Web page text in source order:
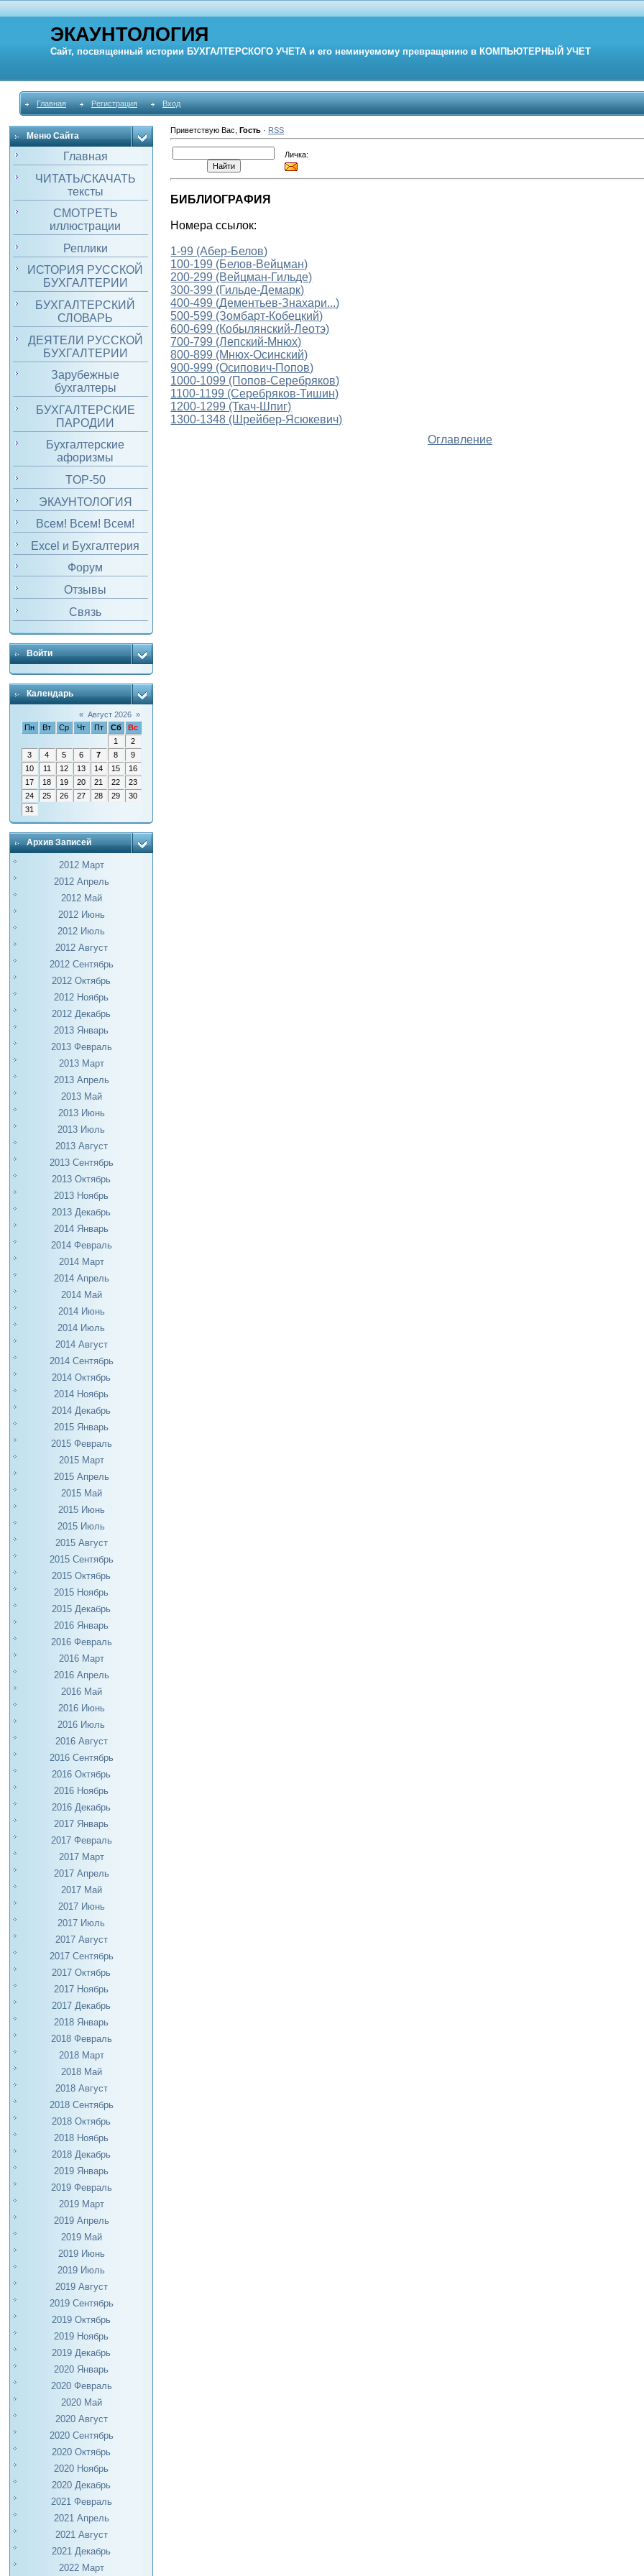
ЭКАУНТОЛОГИЯ
Сайт, посвященный истории БУХГАЛТЕРСКОГО УЧЕТА и его неминуемому превращению в КОМПЬЮТЕРНЫЙ УЧЕТ
Главная Регистрация Вход
Меню Сайта
Главная
ЧИТАТЬ/СКАЧАТЬ
тексты
СМОТРЕТЬ
иллюстрации
Реплики
ИСТОРИЯ РУССКОЙ
БУХГАЛТЕРИИ
БУХГАЛТЕРСКИЙ
СЛОВАРЬ
ДЕЯТЕЛИ РУССКОЙ
БУХГАЛТЕРИИ
Зарубежные
бухгалтеры
БУХГАЛТЕРСКИЕ
ПАРОДИИ
Бухгалтерские
афоризмы
TOP-50
ЭКАУНТОЛОГИЯ
Всем! Всем! Всем!
Excel и Бухгалтерия
Форум
Отзывы
Связь
Войти
Календарь
« Август 2026 »
Пн
Вт Ср Чт Пт Сб
Вс
1
2
3
4 5 6 7 8
9
10
11 12 13 14 15
16
17
18 19 20 21 22
23
24
25 26 27 28 29
30
31
Архив Записей
2012 Март
2012 Апрель
2012 Май
2012 Июнь
2012 Июль
2012 Август
2012 Сентябрь
2012 Октябрь
2012 Ноябрь
2012 Декабрь
2013 Январь
2013 Февраль
2013 Март
2013 Апрель
2013 Май
2013 Июнь
2013 Июль
2013 Август
2013 Сентябрь
2013 Октябрь
2013 Ноябрь
2013 Декабрь
2014 Январь
2014 Февраль
2014 Март
2014 Апрель
2014 Май
2014 Июнь
2014 Июль
2014 Август
2014 Сентябрь
2014 Октябрь
2014 Ноябрь
2014 Декабрь
2015 Январь
2015 Февраль
2015 Март
2015 Апрель
2015 Май
2015 Июнь
2015 Июль
2015 Август
2015 Сентябрь
2015 Октябрь
2015 Ноябрь
2015 Декабрь
2016 Январь
2016 Февраль
2016 Март
2016 Апрель
2016 Май
2016 Июнь
2016 Июль
2016 Август
2016 Сентябрь
2016 Октябрь
2016 Ноябрь
2016 Декабрь
2017 Январь
2017 Февраль
2017 Март
2017 Апрель
2017 Май
2017 Июнь
2017 Июль
2017 Август
2017 Сентябрь
2017 Октябрь
2017 Ноябрь
2017 Декабрь
2018 Январь
2018 Февраль
2018 Март
2018 Май
2018 Август
2018 Сентябрь
2018 Октябрь
2018 Ноябрь
2018 Декабрь
2019 Январь
2019 Февраль
2019 Март
2019 Апрель
2019 Май
2019 Июнь
2019 Июль
2019 Август
2019 Сентябрь
2019 Октябрь
2019 Ноябрь
2019 Декабрь
2020 Январь
2020 Февраль
2020 Май
2020 Август
2020 Сентябрь
2020 Октябрь
2020 Ноябрь
2020 Декабрь
2021 Февраль
2021 Апрель
2021 Август
2021 Декабрь
2022 Март
Приветствую Вас ,Гость · RSS
Личка:
БИБЛИОГРАФИЯ
Номера ссылок:
1-99 (Абер-Белов)
100-199 (Белов-Вейцман)
200-299 (Вейцман-Гильде)
300-399 (Гильде-Демарк)
400-499 (Дементьев-Знахари...)
500-599 (Зомбарт-Кобецкий)
600-699 (Кобылянский-Леотэ)
700-799 (Лепский-Мнюх)
800-899 (Мнюх-Осинский)
900-999 (Осипович-Попов)
1000-1099 (Попов-Серебряков)
1100-1199 (Серебряков-Тишин)
1200-1299 (Ткач-Шпиг)
1300-1348 (Шрейбер-Ясюкевич)
Оглавление